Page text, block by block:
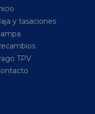
y tasaciones
TPV